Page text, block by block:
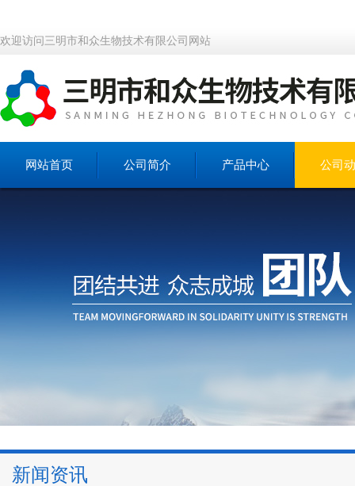
欢迎访问三明市和众生物技术有限公司网站
网站首页 公司简介 产品中心 公司
新闻资讯